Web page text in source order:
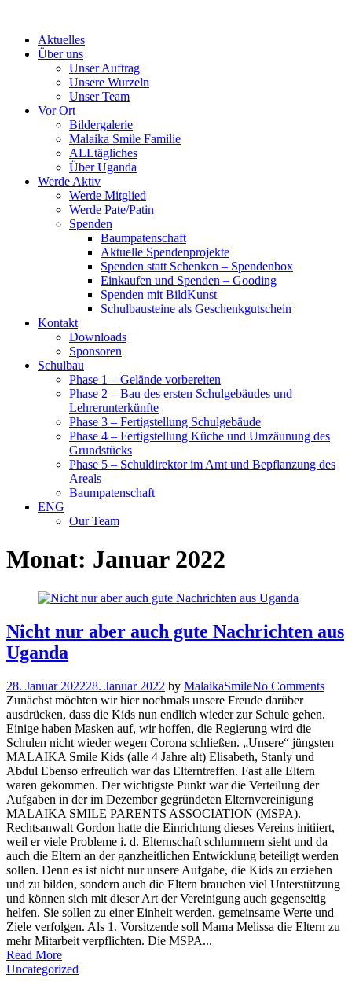
contentAktuelles
Über uns
Unser Auftrag
Unsere Wurzeln
Unser Team
Vor Ort
Bildergalerie
Malaika Smile Familie
ALLtägliches
Über Uganda
Werde Aktiv
Werde Mitglied
Werde Pate/Patin
Spenden
Baumpatenschaft
Aktuelle Spendenprojekte
Spenden statt Schenken – Spendenbox
Einkaufen und Spenden – Gooding
Spenden mit BildKunst
Schulbausteine als Geschenkgutschein
Kontakt
Downloads
Sponsoren
Schulbau
Phase 1 – Gelände vorbereiten
Phase 2 – Bau des ersten Schulgebäudes und
Lehrerunterkünfte
Phase 3 – Fertigstellung Schulgebäude
Phase 4 – Fertigstellung Küche und Umzäunung des
Grundstücks
Phase 5 – Schuldirektor im Amt und Bepflanzung des
Areals
Baumpatenschaft
ENG
Our Team
Monat: Januar 2022
Nicht nur aber auch gute Nachrichten aus
Uganda
28. Januar 202228. Januar 2022 by MalaikaSmileNo Comments
Zunächst möchten wir hier nochmals unsere Freude darüber
ausdrücken, dass die Kids nun endlich wieder zur Schule gehen.
Einige haben Masken auf, wir hoffen, die Regierung wird die
Schulen nicht wieder wegen Corona schließen. „Unsere“ jüngsten
MALAIKA Smile Kids (alle 4 Jahre alt) Elisabeth, Stanly und
Abdul Ebenso erfreulich war das Elterntreffen. Fast alle Eltern
waren gekommen. Der wichtigste Punkt war die Verteilung der
Aufgaben in der im Dezember gegründeten Elternvereinigung
MALAIKA SMILE PARENTS ASSOCIATION (MSPA).
Rechtsanwalt Gordon hatte die Einrichtung dieses Vereins initiiert,
weil er viele Probleme i. d. Elternschaft schlummern sieht und da
auch die Eltern an der ganzheitlichen Entwicklung beteiligt werden
sollen. Denn es ist nicht nur unsere Aufgabe, die Kids zu erziehen
und zu bilden, sondern auch die Eltern brauchen viel Unterstützung
und können sich mit dieser Art der Vereinigung auch gegenseitig
helfen. Sie sollen zu einer Einheit werden, gemeinsame Werte und
Ziele verfolgen. Als 1. Vorsitzende soll Mama Melissa die Eltern zu
mehr Mitarbeit verpflichten. Die MSPA...
Read More
Uncategorized